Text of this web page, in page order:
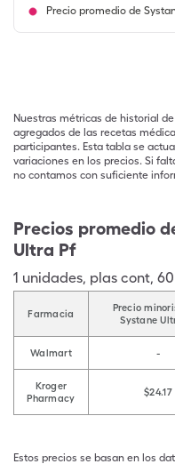
Precio promedio de
Nuestras métricas de historial
agregados de las recetas
participantes. Esta tabla se
variaciones en los precios. Si
no contamos con suficiente
Precios promedio
Ultra Pf
1 unidades, plas cont,
Farmacia
Precio
Systane
Walmart -
Kroger
Pharmacy
$24.17
Estos precios se basan en los